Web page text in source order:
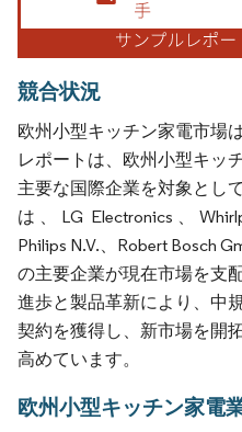
競合状況
欧州小型キッチン家電市場
レポートは、欧州小型キッ
主要な国際企業を対象とし
は、LG Electronics、
Philips N.V.、Robert Bosch
の主要企業が現在市場を支
進歩と製品革新により、中
契約を獲得し、新市場を開
高めています。
欧州小型キッチン家電